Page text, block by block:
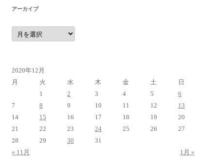
アーカイブ
ア
ー
カ
2020年12月
月
火 水 木 金 土
日
1
2 3 4 5
6
7
8 9 10 11 12
13
14
15 16 17 18 19
20
21
22 23 24 25 26
27
28
29 30
31
« 11月
1月 »